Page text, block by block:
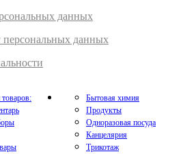
данных
персональных данных
Бытовая химия
Продукты
Одноразовая посуда
Канцелярия
Трикотаж